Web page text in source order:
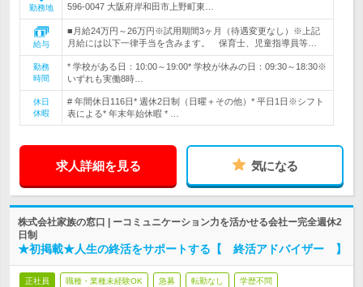
勤務地
596-0047 大阪府岸和田市上野町東…
給与
■月給24万円～26万円※試用期間3ヶ月（待遇変更なし）※上記
月給には以下一律手当を含みます。 保育士、児童指導員等…
勤務
時間
* 学校がある日：10:00～19:00* 学校が休みの日：09:30～18:30※
いずれも実働8時…
休日
休暇
# 年間休日116日* 週休2日制（日曜＋その他）* 平日1日※シフト
表による* 年末年始休暇 * …
求人詳細を見る 気になる
株式会社家族の窓口 | ーコミュニケーション力を活かせる会社ー完全週休2
日制
★初掲載★人生の終活をサポートする【 終活アドバイザー 】
正社員 職種・業種未経験OK 急募 転勤なし 学歴不問